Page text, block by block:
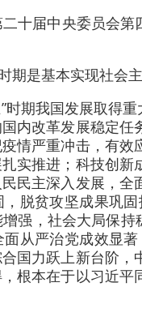
十届中央委员会
期是基本实现社会
”时期我国发展取得
内改革发展稳定
情严重冲击，有
实推进；科技创
民主深入发展，
脱贫攻坚成果巩
强，社会大局保
从严治党成效显
国力跃上新台阶
根本在于以习近